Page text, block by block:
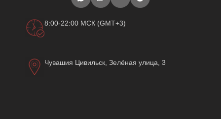
8:00-22:00 МСК (GMT+3)
Чувашия Цивильск, Зелёная улица, 3